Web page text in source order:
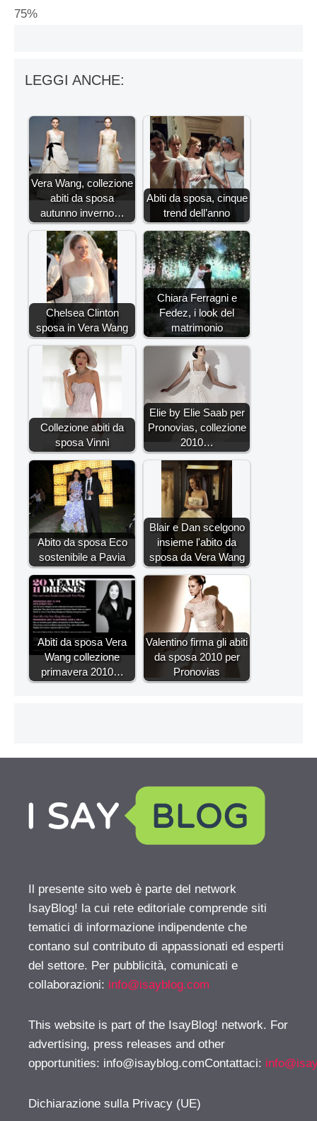
75%
LEGGI ANCHE:
Vera Wang, collezione
abiti da sposa
autunno inverno…
Abiti da sposa, cinque
trend dell’anno
Chelsea Clinton
sposa in Vera Wang
Chiara Ferragni e
Fedez, i look del
matrimonio
Collezione abiti da
sposa Vinnì
Elie by Elie Saab per
Pronovias, collezione
2010…
Abito da sposa Eco
sostenibile a Pavia
Blair e Dan scelgono
insieme l'abito da
sposa da Vera Wang
Abiti da sposa Vera
Wang collezione
primavera 2010…
Valentino firma gli abiti
da sposa 2010 per
Pronovias
Il presente sito web è parte del network
IsayBlog! la cui rete editoriale comprende siti
tematici di informazione indipendente che
contano sul contributo di appassionati ed esperti
del settore. Per pubblicità, comunicati e
collaborazioni: info@isayblog.com
This website is part of the IsayBlog! network. For
advertising, press releases and other
opportunities: info@isayblog.comContattaci:
Dichiarazione sulla Privacy (UE)